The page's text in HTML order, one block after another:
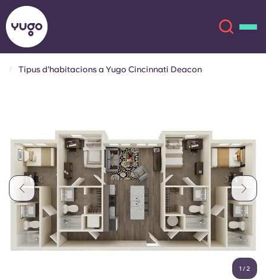
Més
Compte Llengua
Chinese Español
Català Deutsch
French
Portuguese
Tipus d'habitacions a Yugo Cincinnati Deacon
1 /2